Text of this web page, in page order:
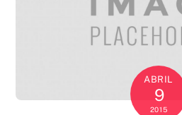
ABRIL
9
2015